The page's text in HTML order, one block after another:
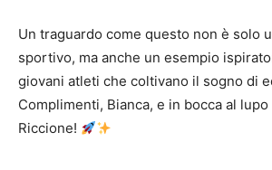
Un traguardo come questo non è solo
sportivo, ma anche un esempio
giovani atleti che coltivano il sogno di
Complimenti, Bianca, e in bocca al
Riccione!